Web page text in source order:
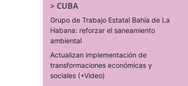
> CUBA
Grupo de Trabajo Estatal Bahía de La
Habana: reforzar el saneamiento
ambiental
Actualizan implementación de
transformaciones económicas y
sociales (+Video)